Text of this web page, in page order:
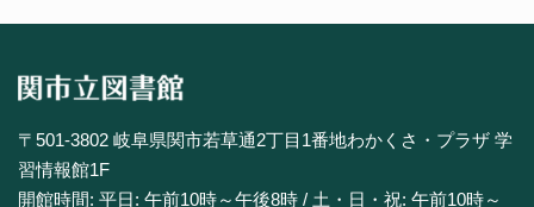
〒501-3802 岐阜県関市若草通2丁目1番地わかくさ・プラザ 学
習情報館1F
開館時間: 平日: 午前10時～午後8時 / 土・日・祝: 午前10時～